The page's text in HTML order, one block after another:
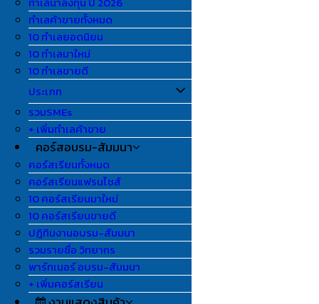
ทำเลค้าขายทั้งหมด
10 ทำเลยอดนิยม
10 ทำเลมาใหม่
10 ทำเลขายดี
ประเภท
รวมSMEs
+ เพิ่มทำเลค้าขาย
คอร์สอบรม-สัมมนา
คอร์สเรียนทั้งหมด
คอร์สเรียนแฟรนไชส์
10 คอร์สเรียนมาใหม่
10 คอร์สเรียนขายดี
ปฎิทินงานอบรม-สัมมนา
รวมรายชื่อ วิทยากร
พาร์ทเนอร์ อบรม-สัมมนา
+ เพิ่มคอร์สเรียน